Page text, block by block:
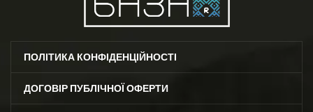
ПОЛІТИКА КОНФІДЕНЦІЙНОСТІ
ДОГОВІР ПУБЛІЧНОЇ ОФЕРТИ